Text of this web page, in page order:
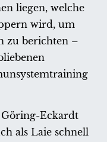
liegen, welche
wird, um
zu berichten –
Eckardt
als Laie schnell